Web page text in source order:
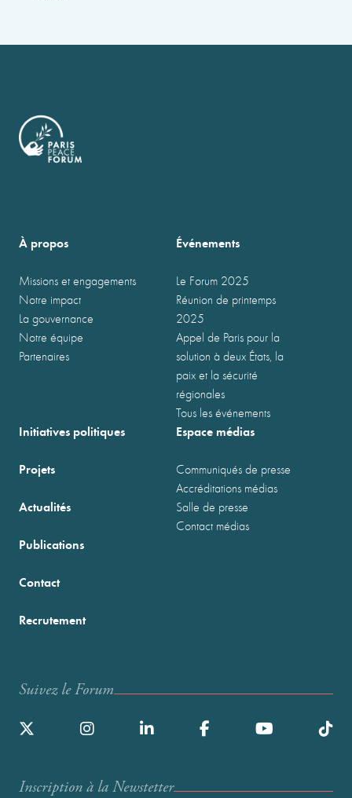
À propos
Missions et engagements
Notre impact
La gouvernance
Notre équipe
Partenaires
Événements
Le Forum 2025
Réunion de printemps
2025
Appel de Paris pour la
solution à deux États, la
paix et la sécurité
régionales
Tous les événements
Initiatives politiques
Projets
Actualités
Publications
Espace médias
Communiqués de presse
Accréditations médias
Salle de presse
Contact médias
Contact
Recrutement
Suivez le Forum
Inscription à la Newstetter